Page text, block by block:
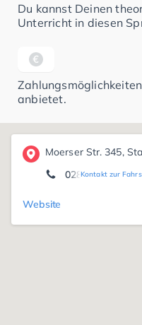
Du kannst Deinen
Unterricht in diesen
anbietet.
Moerser Str. 345,
Kontakt zur
02842 - 30809
Website